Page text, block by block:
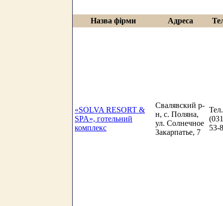
Назва фірми Адреса
«SOLVA RESORT &
SPA», готельний
комплекс
Свалявский р-
н, с. Поляна,
ул. Солнечное
Закарпатье, 7
53-